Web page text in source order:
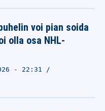
voi pian soida
olla osa NHL-
- 22:31